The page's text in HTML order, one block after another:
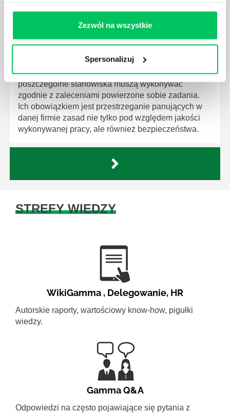
Zezwól na wszystkie
Spersonalizuj
CZYM ZAJMUJE SIĘ AUDYTOR WEWNĘTRZNY
LABORATORIUM?
W każdym miejscu pracy osoby zatrudnione na
poszczególne stanowiska muszą wykonywać
zgodnie z zaleceniami powierzone sobie zadania.
Ich obowiązkiem jest przestrzeganie panujących w
danej firmie zasad nie tylko pod względem jakości
wykonywanej pracy, ale również bezpieczeństwa.
STREFY WIEDZY
WikiGamma , Delegowanie, HR
Autorskie raporty, wartościowy know-how, pigułki
wiedzy.
Gamma Q&A
Odpowiedzi na często pojawiające się pytania z